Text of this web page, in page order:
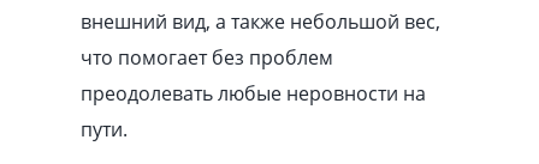
внешний вид, а также небольшой вес,
что помогает без проблем
преодолевать любые неровности на
пути.